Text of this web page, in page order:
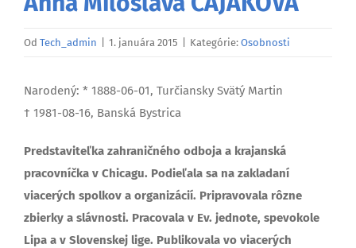
Od Tech_admin 1. januára 2015 Kategórie: Osobnosti
Narodený: * 1888-06-01, Turčiansky Svätý Martin
† 1981-08-16, Banská Bystrica
Predstaviteľka zahraničného odboja a krajanská
pracovníčka v Chicagu. Podieľala sa na zakladaní
viacerých spolkov a organizácií. Pripravovala rôzne
zbierky a slávnosti. Pracovala v Ev. jednote, spevokole
Lipa a v Slovenskej lige. Publikovala vo viacerých